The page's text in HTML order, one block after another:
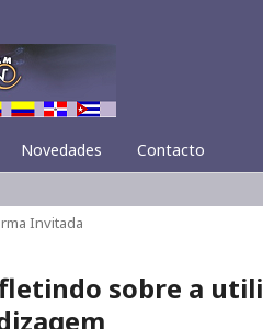
Novedades Contacto
Invitada
sobre a